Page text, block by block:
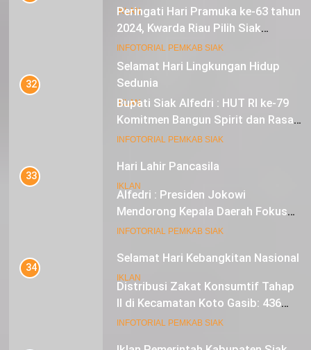
IKLAN
Hari Lahir Pancasila
Selamat Hari Kebangkitan Nasional
IKLAN
Iklan Pemerintah Kabupaten Siak
IKLAN
Peringati Hari Pramuka ke-63 tahun
2024, Kwarda Riau Pilih Siak
Sebagai Tuan Rumah
INFOTORIAL PEMKAB SIAK
32
Bupati Siak Alfedri : HUT RI ke-79
Komitmen Bangun Spirit dan Rasa
Nasionalisme
INFOTORIAL PEMKAB SIAK
33
Alfedri : Presiden Jokowi
Mendorong Kepala Daerah Fokus
pada Inflasi dan Pilkada Serentak
INFOTORIAL PEMKAB SIAK
34
Distribusi Zakat Konsumtif Tahap
II di Kecamatan Koto Gasib: 436
Mustahik Terima Bantuan
INFOTORIAL PEMKAB SIAK